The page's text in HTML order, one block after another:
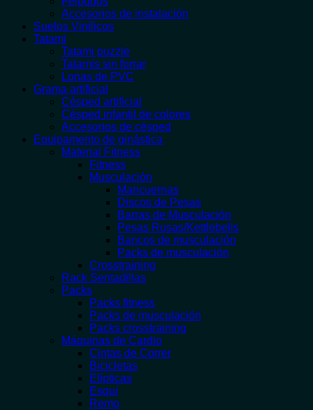
Accesorios de instalación
Suelos Vinílicos
Tatami
Tatami puzzle
Tatamis sin forrar
Lonas de PVC
Grama artificial
Césped artificial
Césped infantil de colores
Accesorios de césped
Equipamento de ginástica
Material Fitness
Fitness
Musculación
Mancuernas
Discos de Pesas
Barras de Musculación
Pesas Rusas/Kettlebells
Bancos de musculación
Packs de musculación
Crosstraining
Rack Sentadillas
Packs
Packs fitness
Packs de musculación
Packs crosstraining
Máquinas de Cardio
Cintas de Correr
Bicicletas
Elípticas
Esquí
Remo